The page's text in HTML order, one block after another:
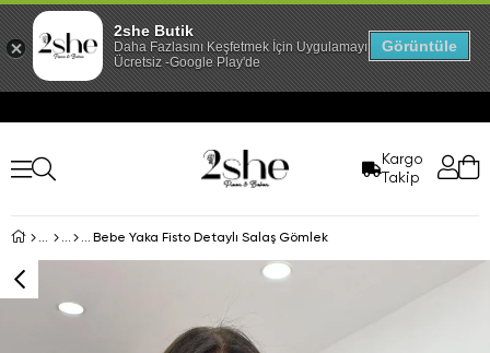
Kargo
Takip
Bebe Yaka Fisto Detaylı Salaş Gömlek
2she Butik
Daha Fazlasını Keşfetmek İçin Uygulamayı İndir!
Ücretsiz -Google Play'de
Görüntüle